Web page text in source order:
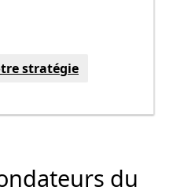
stratégie
du